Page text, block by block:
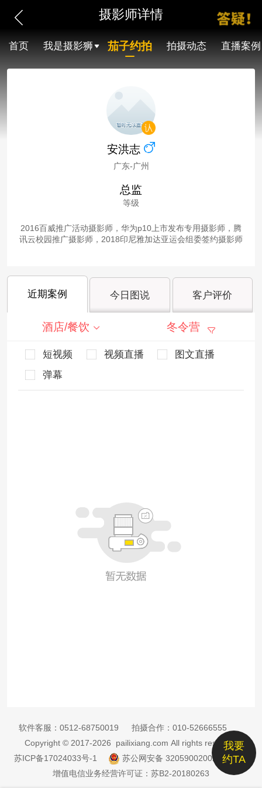
摄影师详情
首页 我是摄影狮 茄子约拍 拍摄动态 直播案例
安洪志
广东-广州
总监
等级
2016百威推广活动摄影师，华为p10上市发布专用摄影师，腾
讯云校园推广摄影师，2018印尼雅加达亚运会组委签约摄影师
近期案例 今日图说 客户评价
酒店/餐饮 冬令营
短视频 视频直播
图文直播
弹幕
我要
约TA
软件客服： 0512-68750019 拍摄合作： 010-52666555
Copyright © 2017-2026 pailixiang.com All rights reserved
苏ICP备17024033号-1
苏公网安备 32059002002885号
增值电信业务经营许可证：苏B2-20180263